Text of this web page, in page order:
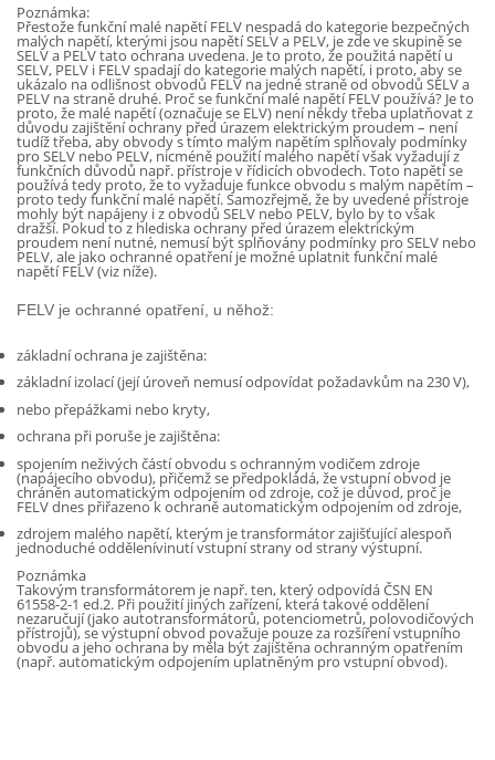
Poznámka:
Přestože funkční malé napětí FELV nespadá do kategorie bezpečných
malých napětí, kterými jsou napětíSELV a PELV, je zde ve skupině se
SELV a PELV tato ochrana uvedena. Je to proto, že použitá napětíu
SELV, PELV i FELVspadají do kategorie malých napětí, i proto, aby se
ukázalo na odlišnost obvodů FELV na jedné straně od obvodů SELV a
PELV na straně druhé. Proč se funkční malé napětí FELV používá? Je to
proto, že malé napětí(označuje se ELV) není někdy třeba uplatňovat z
důvodu zajištění ochrany před úrazem elektrickým proudem – není
tudíž třeba, aby obvody s tímto malým napětím splňovaly podmínky
pro SELV nebo PELV, nicméně použití malého napětívšak vyžadují z
funkčních důvodů např. přístroje v řídicích obvodech. Toto napětíse
používá tedy proto, že to vyžaduje funkce obvodu s malým napětím –
proto tedy funkční malé napětí. Samozřejmě, že by uvedené přístroje
mohly být napájeny i z obvodů SELV nebo PELV, bylo by to však
dražší. Pokud to z hlediska ochrany před úrazem elektrickým
proudem není nutné, nemusí být splňovány podmínky pro SELV nebo
PELV, ale jako ochranné opatření je možné uplatnit funkční malé
napětí FELV(viz níže).
FELV je ochranné opatření, u něhož:
základní ochrana je zajištěna:
základní izolací (její úroveň nemusí odpovídat požadavkům na 230 V),
nebo přepážkami nebo kryty,
ochrana při poruše je zajištěna:
spojením neživých částí obvodu s ochranným vodičem zdroje
(napájecího obvodu), přičemž se předpokládá, že vstupníobvod je
chráněn automatickým odpojením od zdroje, což je důvod, proč je
FELVdnes přiřazeno k ochraně automatickým odpojením od zdroje,
zdrojem malého napětí, kterým jetransformátorzajišťující alespoň
jednoduchéoddělenívinutí vstupní strany od strany výstupní.
Poznámka
Takovým transformátorem je např. ten, který odpovídáČSN EN
61558-2-1 ed.2. Při použití jiných zařízení, která takovéoddělení
nezaručují (jako autotransformátorů, potenciometrů, polovodičových
přístrojů), se výstupníobvod považuje pouze za rozšíření vstupního
obvodu a jeho ochrana by měla být zajištěna ochranným opatřením
(např. automatickým odpojením uplatněným pro vstupní obvod).